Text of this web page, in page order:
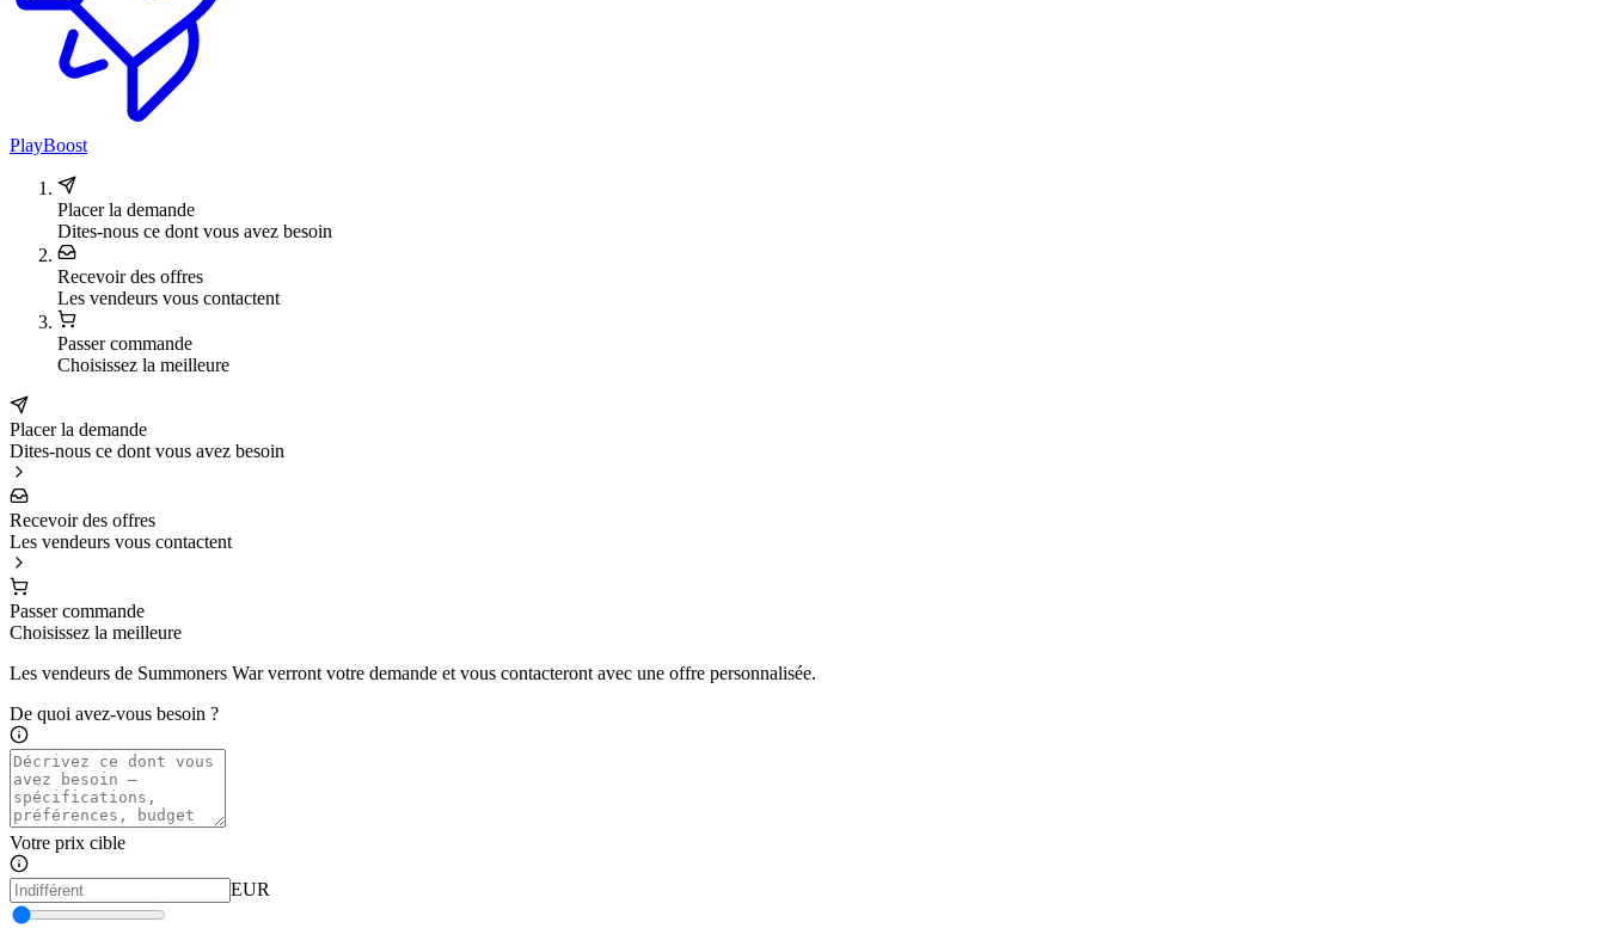
PlayBoost
Placer la demande
Dites-nous ce dont vous avez besoin
Recevoir des offres
Les vendeurs vous contactent
Passer commande
Choisissez la meilleure
Placer la demande
Dites-nous ce dont vous avez besoin
Recevoir des offres
Les vendeurs vous contactent
Passer commande
Choisissez la meilleure
Les vendeurs de Summoners War verront votre demande et vous contacteront avec une offre personnalisée.
De quoi avez-vous besoin ?
Votre prix cible
EUR